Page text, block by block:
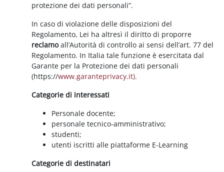
protezione dei dati personali”.
In caso di violazione delle disposizioni del
Regolamento, Lei ha altresì il diritto di proporre
reclamoall’Autorità di controllo ai sensi dell’art. 77 del
Regolamento. In Italia tale funzione è esercitata dal
Garante per la Protezione dei dati personali
(https://www.garanteprivacy.it).
Categorie di interessati
Personale docente;
personale tecnico-amministrativo;
studenti;
utenti iscritti alle piattaforme E-Learning
Categorie di destinatari